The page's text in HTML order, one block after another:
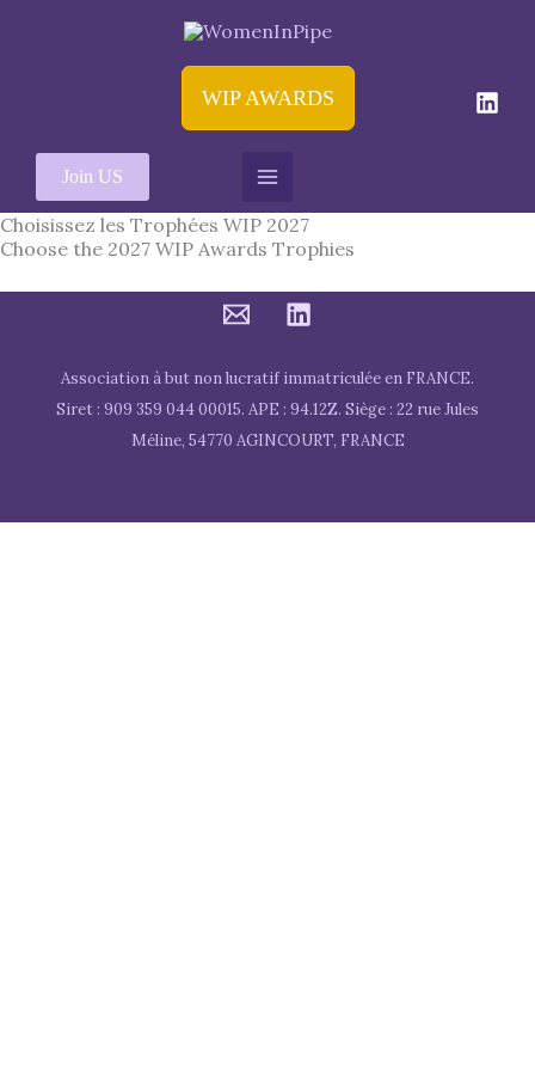
WIP AWARDS
Join US
Choisissez les Trophées WIP 2027
Choose the 2027 WIP Awards Trophies
Association à but non lucratif immatriculée en FRANCE.
Siret : 909 359 044 00015. APE : 94.12Z. Siège : 22 rue Jules
Méline, 54770 AGINCOURT, FRANCE